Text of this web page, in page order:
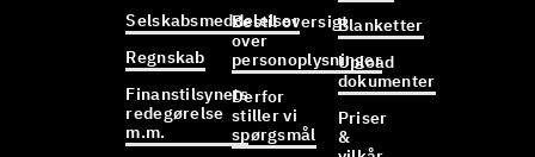
Selskabsmeddelelser
Regnskab
Finanstilsynets
redegørelse
m.m.
Bestil oversigt
over
personoplysninger
Derfor
stiller vi
spørgsmål
Blanketter
Upload
dokumenter
Priser
&